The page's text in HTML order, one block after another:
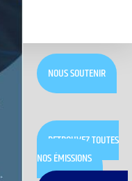
NOUS SOUTENIR
RETROUVEZ TOUTES
NOS ÉMISSIONS